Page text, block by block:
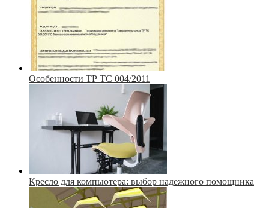
Особенности ТР ТС 004/2011
Кресло для компьютера: выбор надежного помощника